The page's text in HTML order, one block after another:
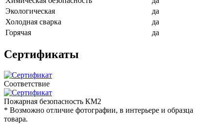
Экологическая
да
Холодная сварка
да
Горячая
да
Сертификаты
Соответствие
Пожарная безопасность КМ2
* Возможно отличие фотографии, в интерьере и образца
товара.